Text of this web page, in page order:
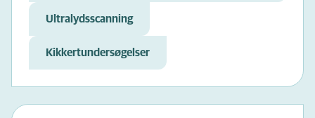
Ultralydsscanning
Kikkertundersøgelser